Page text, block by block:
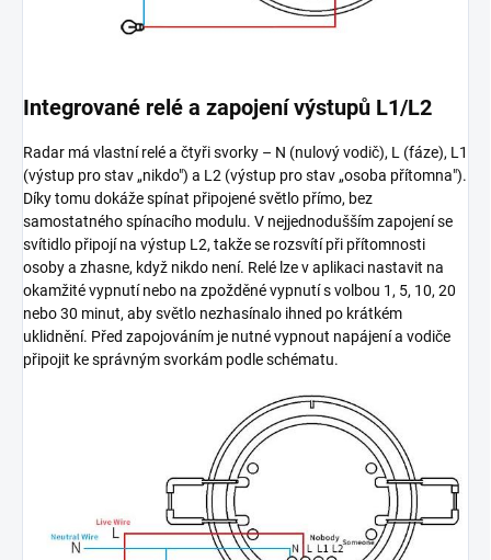
Integrované relé a zapojení výstupů L1/L2
Radar má vlastní relé a čtyři svorky – N (nulový vodič), L (fáze), L1
(výstup pro stav „nikdo") a L2 (výstup pro stav „osoba přítomna").
Díky tomu dokáže spínat připojené světlo přímo, bez
samostatného spínacího modulu. V nejjednodušším zapojení se
svítidlo připojí na výstup L2, takže se rozsvítí při přítomnosti
osoby a zhasne, když nikdo není. Relé lze v aplikaci nastavit na
okamžité vypnutí nebo na zpožděné vypnutí s volbou 1, 5, 10, 20
nebo 30 minut, aby světlo nezhasínalo ihned po krátkém
uklidnění. Před zapojováním je nutné vypnout napájení a vodiče
připojit ke správným svorkám podle schématu.